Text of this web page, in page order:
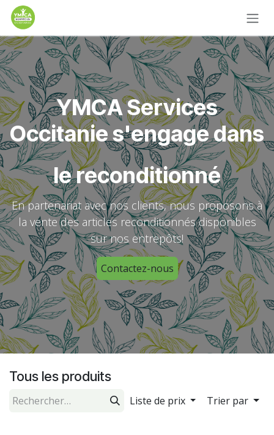
Se rendre au contenu
YMCA Services
Occitanie s'engage dans
le reconditionné
En partenariat avec nos clients, nous proposons à
la vente des articles reconditionnés disponibles
sur nos entrepôts!
Contactez-nous
Tous les produits
Liste de prix Trier par